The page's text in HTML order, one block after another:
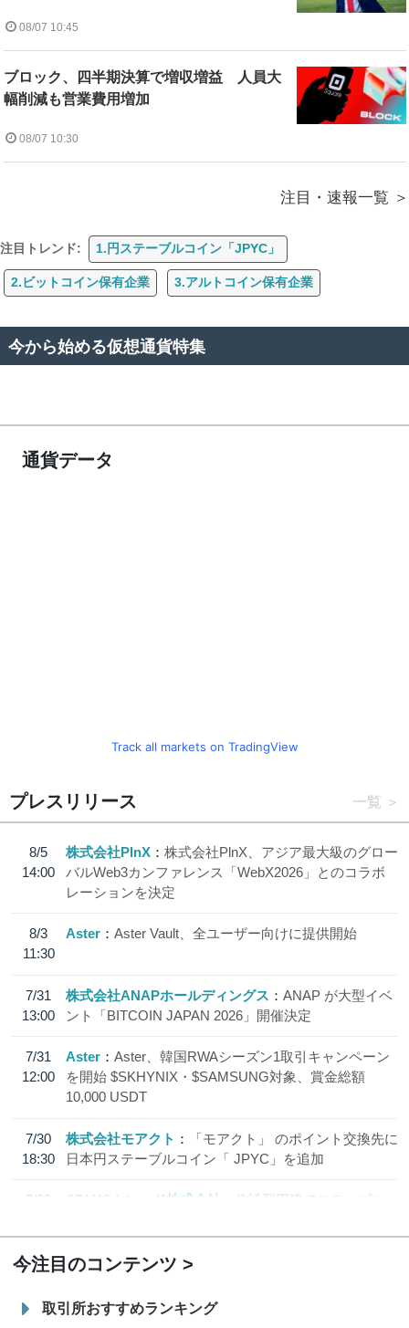
08/07 10:45
ブロック、四半期決算で増収増益 人員大
幅削減も営業費用増加
08/07 10:30
注目・速報一覧
注目トレンド: 1.円ステーブルコイン「JPYC」
2.ビットコイン保有企業 3.アルトコイン保有企業
今から始める仮想通貨特集
通貨データ
Track all markets on TradingView
プレスリリース 一覧
8/5
14:00
株式会社PlnX
株式会社PlnX、アジア最大級のグロー
バルWeb3カンファレンス「WebX2026」とのコラボ
レーションを決定
8/3
11:30
Aster Aster Vault、全ユーザー向けに提供開始
7/31
13:00
株式会社ANAPホールディングス
ANAP が大型イベ
ント「BITCOIN JAPAN 2026」開催決定
7/31
12:00
Aster
Aster、韓国RWAシーズン1取引キャンペーン
を開始 $SKHYNIX・$SAMSUNG対象、賞金総額
10,000 USDT
7/30
18:30
株式会社モアクト
「モアクト」 のポイント交換先に
日本円ステーブルコイン「 JPYC」を追加
7/29
SBI VCトレード株式会社
信託型円建てステーブル
今注目のコンテンツ
取引所おすすめランキング